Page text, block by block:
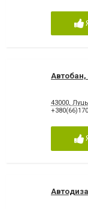
Автобан,
43000,